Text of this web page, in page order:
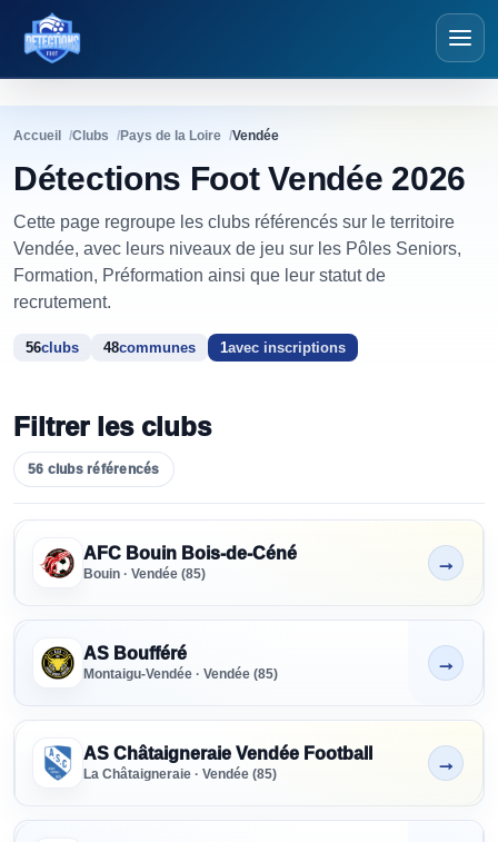
Détections Foot
Accueil Clubs Pays de la Loire Vendée
Détections Foot Vendée 2026
Cette page regroupe les clubs référencés sur le territoire
Vendée, avec leurs niveaux de jeu sur les Pôles Seniors,
Formation, Préformation ainsi que leur statut de
recrutement.
56clubs 48communes 1avec inscriptions
Filtrer les clubs
56 clubsréférencés
Tous niveaux
PARTENAIRE
AFC Bouin Bois-de-Céné
Bouin · Vendée (85)
Non indiqué
→
AS Boufféré
Montaigu-Vendée · Vendée (85)
Non indiqué
→
AS Châtaigneraie Vendée Football
La Châtaigneraie · Vendée (85)
Non indiqué
→